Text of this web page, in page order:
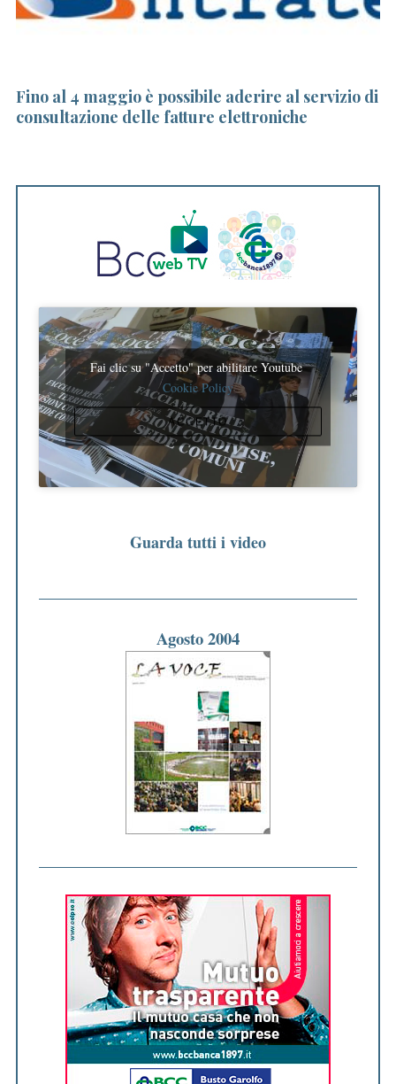
Fino al 4 maggio è possibile aderire al servizio di
consultazione delle fatture elettroniche
Fai clic su "Accetto" per abilitare Youtube
Cookie Policy
ACCETTO
Guarda tutti i video
Agosto 2004